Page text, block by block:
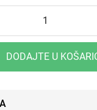
DODAJTE U